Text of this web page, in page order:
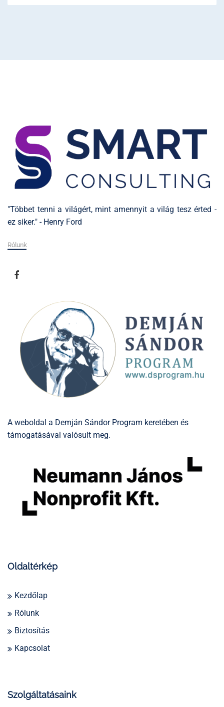
"Többet tenni a világért, mint amennyit a világ tesz érted -
ez siker." - Henry Ford
Rólunk
A weboldal a Demján Sándor Program keretében és
támogatásával valósult meg.
Oldaltérkép
Kezdőlap
Rólunk
Biztosítás
Kapcsolat
Szolgáltatásaink